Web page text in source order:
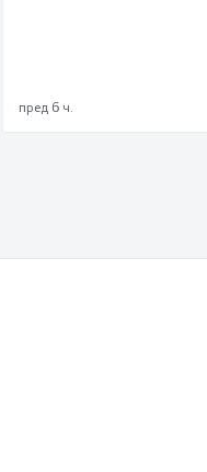
пред 6 ч.